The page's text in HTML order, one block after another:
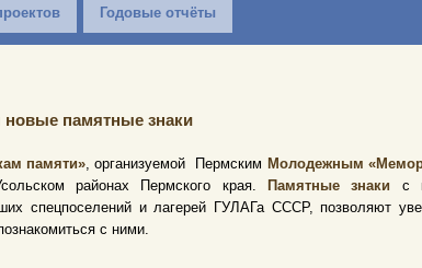
Годовые отчёты
новые памятные знаки
памяти», организуемой Пермским Молодежным
районах Пермского края.
Памятные знаки с
спецпоселений и лагерей ГУЛАГа СССР, позволяют
с ними.